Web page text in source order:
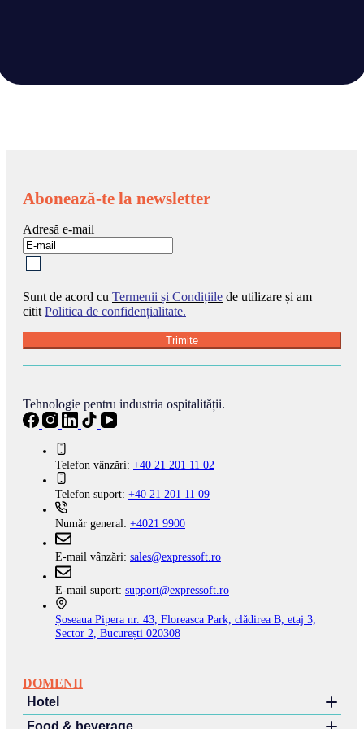
Abonează-te la newsletter
Adresă e-mail
Sunt de acord cu Termenii și Condițiile de utilizare și am
citit Politica de confidențialitate.
Trimite
Tehnologie pentru industria ospitalității.
Telefon vânzări: +40 21 201 11 02
Telefon suport: +40 21 201 11 09
Număr general: +4021 9900
E-mail vânzări: sales@expressoft.ro
E-mail suport: support@expressoft.ro
Șoseaua Pipera nr. 43, Floreasca Park, clădirea B, etaj 3,
Sector 2, București 020308
DOMENII
Hotel